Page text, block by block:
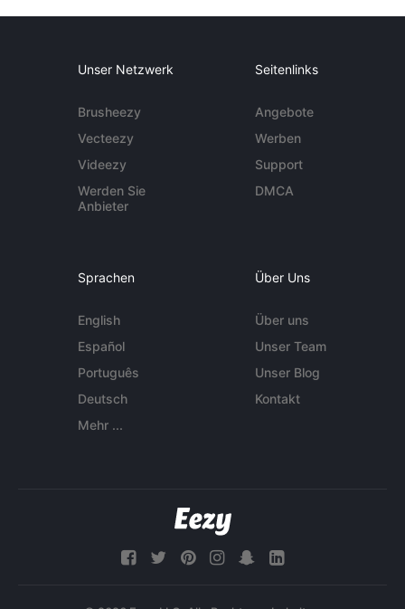
Unser Netzwerk
Brusheezy
Vecteezy
Videezy
Werden Sie
Anbieter
Seitenlinks
Angebote
Werben
Support
DMCA
Sprachen
English
Español
Português
Deutsch
Mehr ...
Über Uns
Über uns
Unser Team
Unser Blog
Kontakt